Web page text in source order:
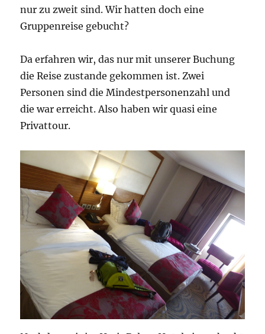
nur zu zweit sind. Wir hatten doch eine
Gruppenreise gebucht?
Da erfahren wir, das nur mit unserer Buchung
die Reise zustande gekommen ist. Zwei
Personen sind die Mindestpersonenzahl und
die war erreicht. Also haben wir quasi eine
Privattour.